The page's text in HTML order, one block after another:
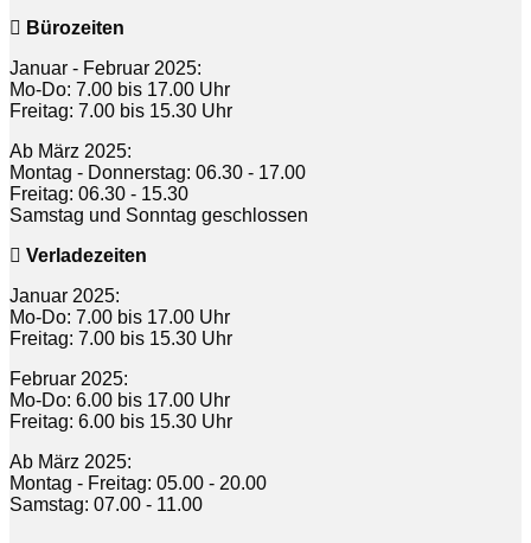
Bürozeiten
Januar - Februar 2025:
Mo-Do: 7.00 bis 17.00 Uhr
Freitag: 7.00 bis 15.30 Uhr
Ab März 2025:
Montag - Donnerstag: 06.30 - 17.00
Freitag: 06.30 - 15.30
Samstag und Sonntag geschlossen
Verladezeiten
Januar 2025:
Mo-Do: 7.00 bis 17.00 Uhr
Freitag: 7.00 bis 15.30 Uhr
Februar 2025:
Mo-Do: 6.00 bis 17.00 Uhr
Freitag: 6.00 bis 15.30 Uhr
Ab März 2025:
Montag - Freitag: 05.00 - 20.00
Samstag: 07.00 - 11.00